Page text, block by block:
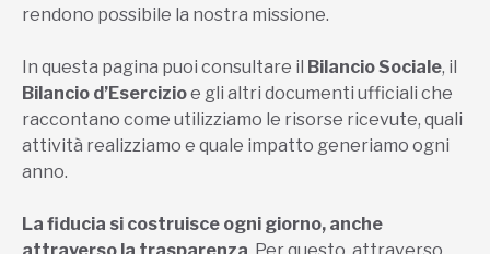
rendono possibile la nostra missione.
In questa pagina puoi consultare il Bilancio Sociale, il
Bilancio d’Esercizioe gli altri documenti ufficiali che
raccontano come utilizziamo le risorse ricevute, quali
attività realizziamo e quale impatto generiamo ogni
anno.
La fiducia si costruisce ogni giorno, anche